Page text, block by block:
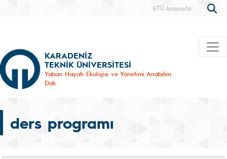
KTÜ Anasayfa
KARADENİZ
TEKNİK ÜNİVERSİTESİ
Yaban Hayatı Ekolojisi ve Yönetimi Anabilim
Dalı
ders programı